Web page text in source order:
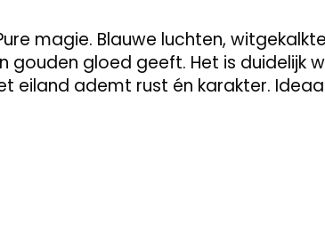
magie. Blauwe luchten,
gouden gloed geeft. Het is duidelijk
eiland ademt rust én karakter.